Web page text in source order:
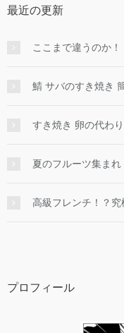
最近の更新
ここまで違うのか
鯖 サバのすき焼き
すき焼き 卵の代わ
夏のフルーツ集ま
高級フレンチ！？究
プロフィール